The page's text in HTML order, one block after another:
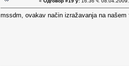
mssdm, ovakav način izražavanja na